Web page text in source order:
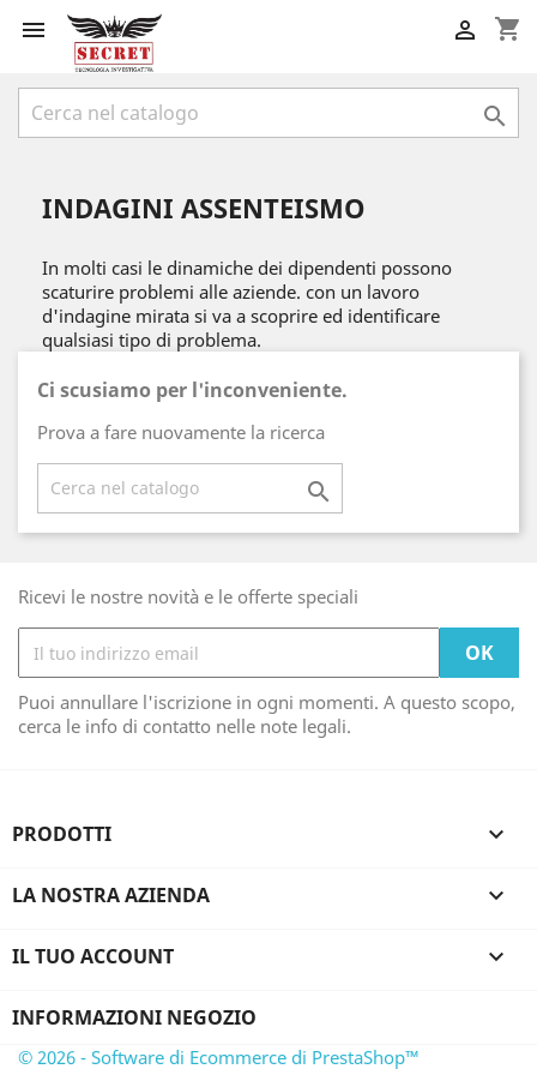
 shopping_cart


INDAGINI ASSENTEISMO
In molti casi le dinamiche dei dipendenti possono
scaturire problemi alle aziende. con un lavoro
d'indagine mirata si va a scoprire ed identificare
qualsiasi tipo di problema.
Ci scusiamo per l'inconveniente.
Prova a fare nuovamente la ricerca

Ricevi le nostre novità e le offerte speciali
Puoi annullare l'iscrizione in ogni momenti. A questo scopo,
cerca le info di contatto nelle note legali.
PRODOTTI 
LA NOSTRA AZIENDA 
IL TUO ACCOUNT 
INFORMAZIONI NEGOZIO
© 2026 - Software di Ecommerce di PrestaShop™